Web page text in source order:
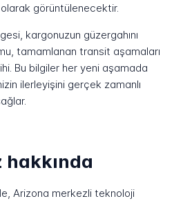
görüntülenecektir.
kargonuzun güzergahını
tamamlanan transit aşamaları
Bu bilgiler her yeni aşamada
ilerleyişini gerçek zamanlı
hakkında
Arizona merkezli teknoloji